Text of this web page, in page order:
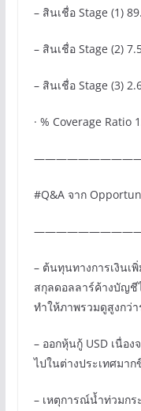
– สินเชื่อ Stage (1)
– สินเชื่อ Stage (2)
– สินเชื่อ Stage (3)
· % Coverage Ratio
#Q&A จาก
– ต้นทุนทางการเงินเ
สกุลดอลลาร์ค้างบัญชี
ทำให้ภาพรวมดูสูงกว่
– ออกหุ้นกู้ USD เนื่อ
ไปในต่างประเทศมา
– เหตุการณ์น้ำท่วมกร